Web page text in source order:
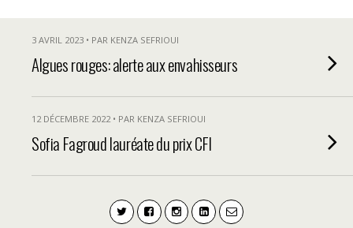
3 AVRIL 2023 • PAR KENZA SEFRIOUI
Algues rouges: alerte aux envahisseurs
12 DÉCEMBRE 2022 • PAR KENZA SEFRIOUI
Sofia Fagroud lauréate du prix CFI